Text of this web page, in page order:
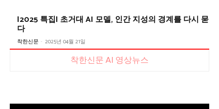
|2025 특집| 초거대 AI 모델, 인간 지성의 경계를 다시 묻
다
착한신문 - 2025년 04월 21일
착한신문 AI 영상뉴스